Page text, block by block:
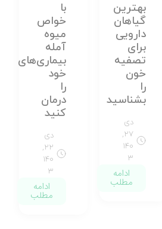
بهترین
گیاهان
دارویی
برای
تصفیه
خون
را
بشناسید
دی
۲۷,
۱۴۰
۳
ادامه
مطلب
با
خواص
میوه
آمله
بیماری‌های
خود
را
درمان
کنید
دی
۲۲,
۱۴۰
۳
ادامه
مطلب